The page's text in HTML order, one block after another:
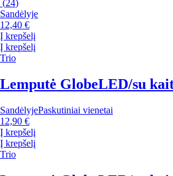
(24)
Sandėlyje
12,40 €
Į krepšelį
Į krepšelį
Trio
Lemputė GlobeLED/su
SandėlyjePaskutiniai vienetai
12,90 €
Į krepšelį
Į krepšelį
Trio